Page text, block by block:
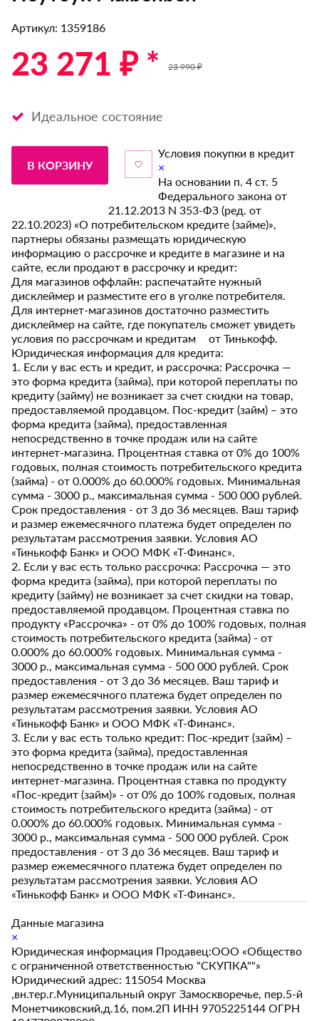
Артикул: 1359186
23 271 ₽ * 23 990 ₽
Идеальное состояние
В КОРЗИНУ
Условия покупки в кредит
×
На основании п. 4 ст. 5
Федерального закона от
21.12.2013 N 353-ФЗ (ред. от
22.10.2023) «О потребительском кредите (займе)»,
партнеры обязаны размещать юридическую
информацию о рассрочке и кредите в магазине и на
сайте, если продают в рассрочку и кредит:
Для магазинов оффлайн: распечатайте нужный
дисклеймер и разместите его в уголке потребителя.
Для интернет-магазинов достаточно разместить
дисклеймер на сайте, где покупатель сможет увидеть
условия по рассрочкам и кредитам от Тинькофф.
Юридическая информация для кредита:
1. Если у вас есть и кредит, и рассрочка: Рассрочка —
это форма кредита (займа), при которой переплаты по
кредиту (займу) не возникает за счет скидки на товар,
предоставляемой продавцом. Пос-кредит (займ) – это
форма кредита (займа), предоставленная
непосредственно в точке продаж или на сайте
интернет-магазина. Процентная ставка от 0% до 100%
годовых, полная стоимость потребительского кредита
(займа) - от 0.000% до 60.000% годовых. Минимальная
сумма - 3000 р., максимальная сумма - 500 000 рублей.
Срок предоставления - от 3 до 36 месяцев. Ваш тариф
и размер ежемесячного платежа будет определен по
результатам рассмотрения заявки. Условия АО
«Тинькофф Банк» и ООО МФК «Т-Финанс».
2. Если у вас есть только рассрочка: Рассрочка — это
форма кредита (займа), при которой переплаты по
кредиту (займу) не возникает за счет скидки на товар,
предоставляемой продавцом. Процентная ставка по
продукту «Рассрочка» - от 0% до 100% годовых, полная
стоимость потребительского кредита (займа) - от
0.000% до 60.000% годовых. Минимальная сумма -
3000 р., максимальная сумма - 500 000 рублей. Срок
предоставления - от 3 до 36 месяцев. Ваш тариф и
размер ежемесячного платежа будет определен по
результатам рассмотрения заявки. Условия АО
«Тинькофф Банк» и ООО МФК «Т-Финанс».
3. Если у вас есть только кредит: Пос-кредит (займ) –
это форма кредита (займа), предоставленная
непосредственно в точке продаж или на сайте
интернет-магазина. Процентная ставка по продукту
«Пос-кредит (займ)» - от 0% до 100% годовых, полная
стоимость потребительского кредита (займа) - от
0.000% до 60.000% годовых. Минимальная сумма -
3000 р., максимальная сумма - 500 000 рублей. Срок
предоставления - от 3 до 36 месяцев. Ваш тариф и
размер ежемесячного платежа будет определен по
результатам рассмотрения заявки. Условия АО
«Тинькофф Банк» и ООО МФК «Т-Финанс».
Данные магазина
×
Юридическая информация Продавец:ООО «Общество
с ограниченной ответственностью "СКУПКА""»
Юридический адрес: 115054 Москва
,вн.тер.г.Муниципальный округ Замоскворечье, пер.5-й
Монетчиковский,д.16, пом.2П ИНН 9705225144 ОГРН